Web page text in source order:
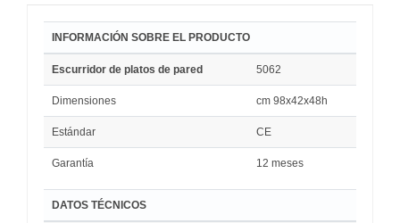
INFORMACIÓN SOBRE EL PRODUCTO
Escurridor de platos de pared 5062
Dimensiones cm 98x42x48h
Estándar CE
Garantía 12 meses
DATOS TÉCNICOS